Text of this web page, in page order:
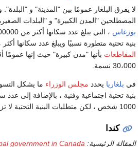
لا يفرق البلغار عمومًا بين "المدينة" و
المصطلحين "المدن الكبيرة" و "البلدات
بورغاس ، التي يبلغ عدد سكانها أكثر من 200000. غالبًا ما يتم تضمين
بنية تحتية متطورة نسبيًا ويبلغ عدد سكانها أكثر من 100000 عتبة. من الصعب تسمية ما
المقاطعات بأنها "مدن كبيرة" حيث إنها
30،000 نسمة.
في بلغاريا يحدد مجلس الوزراء ما يشكل
1000 شخص ، لكن متطلبات البنية التحتية لا تزال قائمة.
كندا
المقالة الرئيسية: government in Canada